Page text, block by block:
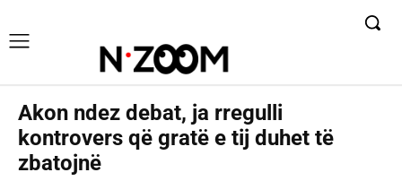
Akon ndez debat, ja rregulli
kontrovers që gratë e tij duhet të
zbatojnë